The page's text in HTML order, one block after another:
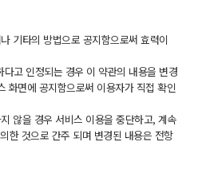
기타의 방법으로 공지함으로써 효력이
고 인정되는 경우 이 약관의 내용을 변경
화면에 공지함으로써 이용자가 직접 확인
않을 경우 서비스 이용을 중단하고, 계속
한 것으로 간주 되며 변경된 내용은 전항